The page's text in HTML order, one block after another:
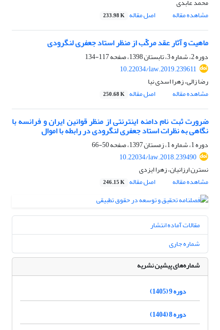
محمد عابدی
مشاهده مقاله
اصل مقاله 233.98 K
ماهیت و آثار عقد مرکّب از منظر استاد جعفری لنگرودی
دوره 2، شماره 3، تابستان 1398، صفحه
117-134
10.22034/law.2019.239611
رضا زالی، زهرا اسدی نیا
مشاهده مقاله
اصل مقاله 250.68 K
ضرورت ثبت نام دامنه اینترنتی از منظر قوانین ایران و فرانسه با
نگاهی به نظرات استاد جعفری لنگرودی در رابطه با اموال
دوره 1، شماره 1، زمستان 1397، صفحه
50-66
10.22034/law.2018.239490
نسترن ارزانیان، زهرا ایزدی
مشاهده مقاله
اصل مقاله 246.15 K
مقالات آماده انتشار
شماره جاری
شماره‌های پیشین نشریه
دوره 9 (1405)
دوره 8 (1404)